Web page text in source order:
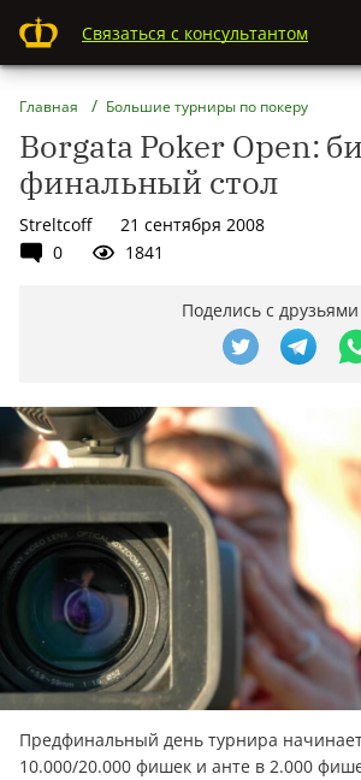
Связаться с консультантом
Главная Большие турниры по покеру
Borgata Poker Open:
финальный стол
Streltcoff
21 сентября 2008
0
1841
Поделись с друзьями
Предфинальный день турнира
10.000/20.000 фишек и анте в 2.000